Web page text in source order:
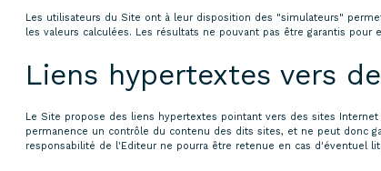
Les utilisateurs du Site ont à leur disposition des "simulateurs"
les valeurs calculées. Les résultats ne pouvant pas être garantis
Liens hypertextes vers
Le Site propose des liens hypertextes pointant vers des sites
permanence un contrôle du contenu des dits sites, et ne peut donc
responsabilité de l'Editeur ne pourra être retenue en cas d'éventuel